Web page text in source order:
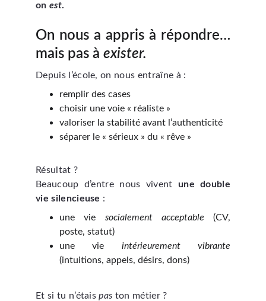
on est.
On nous a appris à répondre…
mais pas à exister.
Depuis l’école, on nous entraîne à :
remplir des cases
choisir une voie « réaliste »
valoriser la stabilité avant l’authenticité
séparer le « sérieux » du « rêve »
Résultat ?
Beaucoup d’entre nous vivent une double
vie silencieuse :
une vie socialement acceptable (CV,
poste, statut)
une vie intérieurement vibrante
(intuitions, appels, désirs, dons)
Et si tu n’étaispas ton métier ?